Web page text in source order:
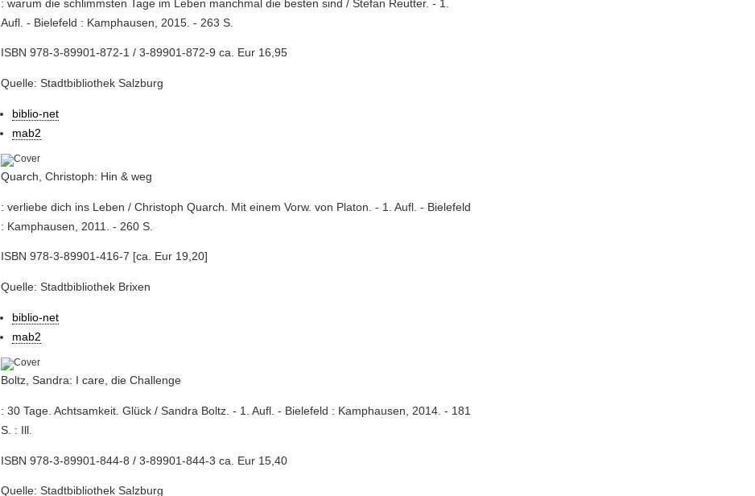
: warum die schlimmsten Tage im Leben manchmal die besten sind / Stefan Reutter. - 1.
Aufl. - Bielefeld : Kamphausen, 2015. - 263 S.
ISBN 978-3-89901-872-1 / 3-89901-872-9 ca. Eur 16,95
Quelle: Stadtbibliothek Salzburg
biblio-net
mab2
Quarch, Christoph: Hin & weg
: verliebe dich ins Leben / Christoph Quarch. Mit einem Vorw. von Platon. - 1. Aufl. - Bielefeld
: Kamphausen, 2011. - 260 S.
ISBN 978-3-89901-416-7 [ca. Eur 19,20]
Quelle: Stadtbibliothek Brixen
biblio-net
mab2
Boltz, Sandra: I care, die Challenge
: 30 Tage. Achtsamkeit. Glück / Sandra Boltz. - 1. Aufl. - Bielefeld : Kamphausen, 2014. - 181
S. : Ill.
ISBN 978-3-89901-844-8 / 3-89901-844-3 ca. Eur 15,40
Quelle: Stadtbibliothek Salzburg